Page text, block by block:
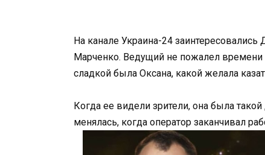
На канале Украина-24
Марченко. Ведущий не пожалел времени
сладкой была Оксана, какой желала
Когда ее видели зрители, она была
менялась, когда оператор заканчивал